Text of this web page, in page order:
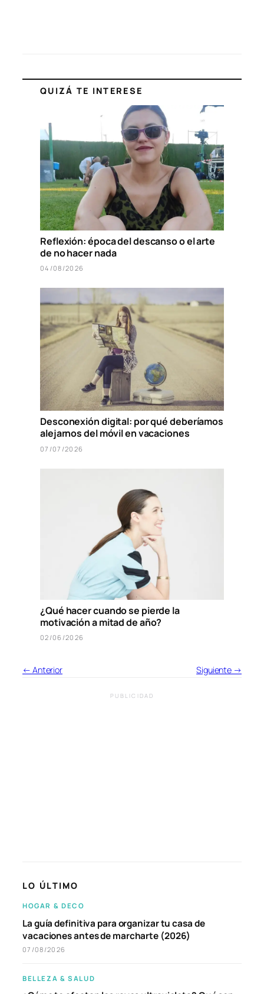
QUIZÁ TE INTERESE
Reflexión: época del descanso o el arte
de no hacer nada
04/08/2026
Desconexión digital: por qué deberíamos
alejarnos del móvil en vacaciones
07/07/2026
¿Qué hacer cuando se pierde la
motivación a mitad de año?
02/06/2026
← Anterior Siguiente →
PUBLICIDAD
LO ÚLTIMO
HOGAR & DECO
La guía definitiva para organizar tu casa de
vacaciones antes de marcharte (2026)
07/08/2026
BELLEZA & SALUD